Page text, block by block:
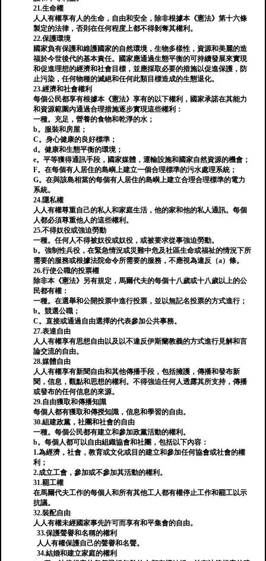
21.生命權
人人有權享有人的生命，自由和安全，除非根據本《憲法》第十六條
製定的法律，否則在任何程度上都不得剝奪其權利。
22.保護環境
國家負有保護和維護國家的自然環境，生物多樣性，資源和美麗的造
福於今世後代的基本責任。國家應通過生態平衡的可持續發展來實現
和促進理想的經濟和社會目標，並應採取必要的措施以促進保護，防
止污染，任何物種的滅絕和任何此類目標造成的生態退化。
23.經濟和社會權利
每個公民都享有根據本《憲法》享有的以下權利，國家承諾在其能力
和資源範圍內通過合理措施逐步實現這些權利：
一種。充足，營養的食物和乾淨的水；
b。服裝和房屋；
C。身心健康的良好標準；
d。健康和生態平衡的環境；
e。平等獲得通訊手段，國家媒體，運輸設施和國家自然資源的機會；
F。在每個有人居住的島嶼上建立一個合理標準的污水處理系統；
G。在與該島相當的每個有人居住的島嶼上建立合理合理標準的電力
系統。
24.隱私權
人人有權尊重自己的私人和家庭生活，他的家和他的私人通訊。每個
人都必須尊重他人的這些權利。
25.不得奴役或強迫勞動
一種。任何人不得被奴役或奴役，或被要求從事強迫勞動。
b。強制性兵役，在緊急情況或災難中危及社區生命或福祉的情況下所
需要的服務或根據法院命令所需要的服務，不應視為違反（a）條。
26.行使公職的投票權
除非本《憲法》另有規定，馬爾代夫的每個十八歲或十八歲以上的公
民都有權：
一種。在選舉和公開投票中進行投票，並以無記名投票的方式進行；
b。競選公職；
C。直接或通過自由選擇的代表參加公共事務。
27.表達自由
人人有權享有思想自由以及以不違反伊斯蘭教義的方式進行見解和言
論交流的自由。
28.媒體自由
人人有權享有新聞自由和其他傳播手段，包括擁護，傳播和發布新
聞，信息，觀點和思想的權利。不得強迫任何人透露其所支持，傳播
或發布的任何信息的來源。
29.自由獲取和傳播知識
每個人都有獲取和傳授知識，信息和學習的自由。
30.組建政黨，社團和社會的自由
一種。每個公民都有建立和參加政黨活動的權利。
b。每個人都可以自由組織協會和社團，包括以下內容：
1.為經濟，社會，教育或文化或目的建立和參加任何協會或社會的權
利；
2.成立工會，參加或不參加其活動的權利。
31.罷工權
在馬爾代夫工作的每個人和所有其他工人都有權停止工作和罷工以示
抗議。
32.裝配自由
人人有權未經國家事先許可而享有和平集會的自由。
33.保護聲譽和名稱的權利
人人有權保護自己的聲譽和名聲。
34.結婚和建立家庭的權利